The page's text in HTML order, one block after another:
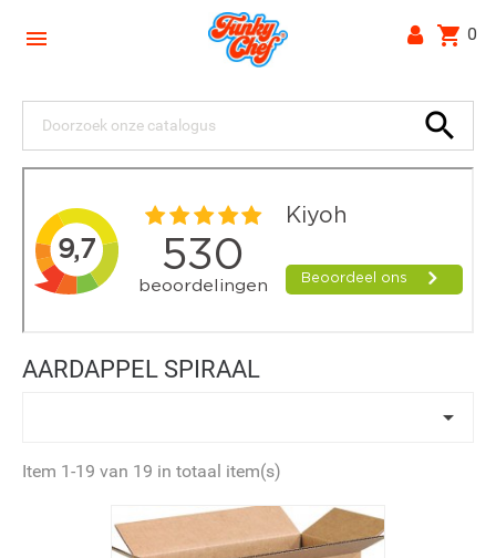
 shopping_cart 0

AARDAPPEL SPIRAAL

Item 1-19 van 19 in totaal item(s)